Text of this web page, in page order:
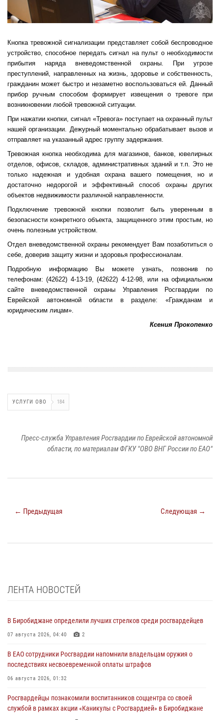
Кнопка тревожной сигнализации представляет собой беспроводное
устройство, способное передать сигнал на пульт о необходимости
прибытия наряда вневедомственной охраны. При угрозе
преступлений, направленных на жизнь, здоровье и собственность,
гражданин может быстро и незаметно воспользоваться ей. Данный
прибор ручным способом формирует извещения о тревоге при
возникновении любой тревожной ситуации.
При нажатии кнопки, сигнал «Тревога» поступает на охранный пульт
нашей организации. Дежурный моментально обрабатывает вызов и
отправляет на указанный адрес группу задержания.
Тревожная кнопка необходима для магазинов, банков, ювелирных
отделов, офисов, складов, административных зданий и т.п. Это не
только надежная и удобная охрана вашего помещения, но и
достаточно недорогой и эффективный способ охраны других
объектов недвижимости различной направленности.
Подключение тревожной кнопки позволит быть уверенным в
безопасности конкретного объекта, защищенного этим простым, но
очень полезным устройством.
Отдел вневедомственной охраны рекомендует Вам позаботиться о
себе, доверив защиту жизни и здоровья профессионалам.
Подробную информацию Вы можете узнать, позвонив по
телефонам: (42622) 4-13-19, (42622) 4-12-98, или на официальном
сайте вневедомственной охраны Управления Росгвардии по
Еврейской автономной области в разделе: «Гражданам и
юридическим лицам».
Ксения Прокопенко
УСЛУГИ ОВО 184
Пресс-служба Управления Росгвардии по Еврейской автономной
области, по материалам ФГКУ "ОВО ВНГ России по ЕАО"
← Предыдущая Следующая →
ЛЕНТА НОВОСТЕЙ
В Биробиджане определили лучших стрелков среди росгвардейцев
07 августа 2026, 04:40 2
В ЕАО сотрудники Росгвардии напомнили владельцам оружия о
последствиях несвоевременной оплаты штрафов
06 августа 2026, 01:32
Росгвардейцы познакомили воспитанников соццентра со своей
службой в рамках акции «Каникулы с Росгвардией» в Биробиджане